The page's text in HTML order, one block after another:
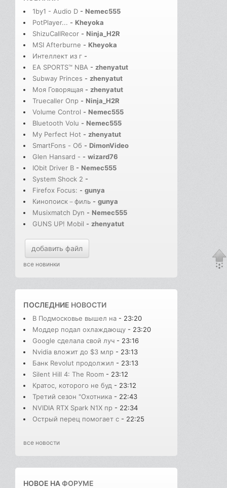
1by1 - Audio D - Nemec555
PotPlayer... - Kheyoka
ShizuCallRecor - Ninja_H2R
MSI Afterburne - Kheyoka
Интеллект из г -
EA SPORTS™ NBA - zhenyatut
Subway Princes - zhenyatut
Моя Говорящая - zhenyatut
Truecaller Опр - Ninja_H2R
Volume Control - Nemec555
Bluetooth Volu - Nemec555
My Perfect Hot - zhenyatut
SmartFons - Об - DimonVideo
Glen Hansard - - wizard76
IObit Driver B - Nemec555
System Shock 2 -
Firefox Focus: - gunya
Кинопоиск－филь - gunya
Musixmatch Dyn - Nemec555
GUNS UP! Mobil - zhenyatut
добавить файл
все новинки
ПОСЛЕДНИЕ НОВОСТИ
В Подмосковье вышел на - 23:20
Моддер подал охлаждающу - 23:20
Google сделала свой луч - 23:16
Nvidia вложит до $3 млр - 23:13
Банк Revolut продолжил - 23:13
Silent Hill 4: The Room - 23:12
Кратос, которого не буд - 23:12
Третий сезон "Охотника - 22:43
NVIDIA RTX Spark N1X пр - 22:34
Острый перец помогает с - 22:25
все новости
НОВОЕ НАФОРУМЕ